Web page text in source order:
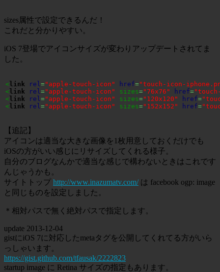
sizes属性で設定できるんだ！
これだと分かりやすい。
iOS 7登場でアイコンサイズが変わりアップデートされてま
した。
<link rel="apple-touch-icon" href="touch-icon-
<link rel="apple-touch-icon" sizes="76x76" href=
<link rel="apple-touch-icon" sizes="120x120" href=
<link rel="apple-touch-icon" sizes="152x152" href=
【追記】
アイコンは適当な大きな画像を1枚用意しておくだけでも
iOSの方がいい感じにリサイズしてくれる様子。
自分のブログなんかで適当な感じで構わないときはこれです
んじゃうかも。
サイトトップ http://www.inazumatv.com/は facebook ogp: image
と同じものを設定しました。
＊相対パスで無く絶対パスで指定します。
update 2013-12-04
gistにiOS 7に対応したmetaタグを公開してくれてる方がいら
っしゃいます。
https://gist.github.com/tfausak/2222823
startup image に Retina サイズの指定もあります。